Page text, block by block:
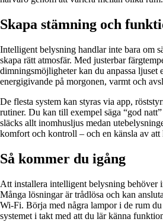
Skapa stämning och
Intelligent belysning handlar inte bara om
skapa rätt atmosfär. Med justerbar
dimningsmöjligheter kan du anpassa ljuset
energigivande på morgonen, varmt och
De flesta system kan styras via app,
rutiner. Du kan till exempel säga “god
släcks allt inomhusljus medan
komfort och kontroll – och en känsla av att
Så kommer du igång
Att installera intelligent belysning behöver
Många lösningar är trådlösa och kan
Wi-Fi. Börja med några lampor i de rum
systemet i takt med att du lär känna